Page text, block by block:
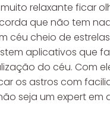
muito relaxante ficar
que não tem
céu cheio de
aplicativos que
do céu. Com
os astros com
seja um expert em